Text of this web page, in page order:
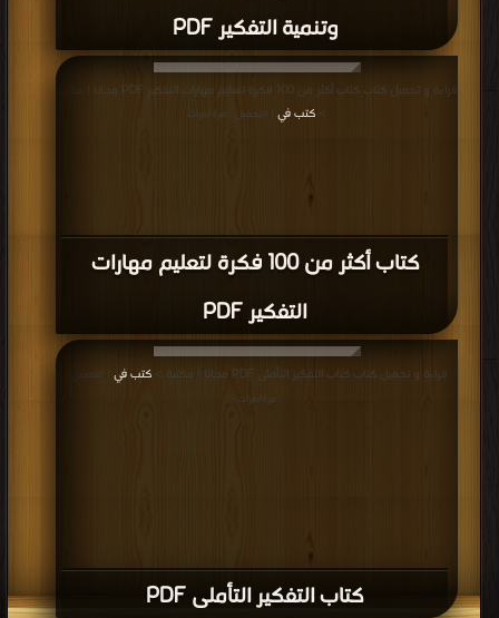
وتنمية التفكير PDF
كتاب أكثر من 100 فكرة لتعليم مهارات
التفكير PDF
قراءة و تحميل كتاب كتاب أكثر من 100 فكرة لتعليم مهارات التفكير PDF مجانا | مكتبة
> كتب في | التحميل : مرة/مرات
كتاب التفكير التأملى PDF
قراءة و تحميل كتاب كتاب التفكير التأملى PDF مجانا | مكتبة > كتب في
| التحميل :
مرة/مرات